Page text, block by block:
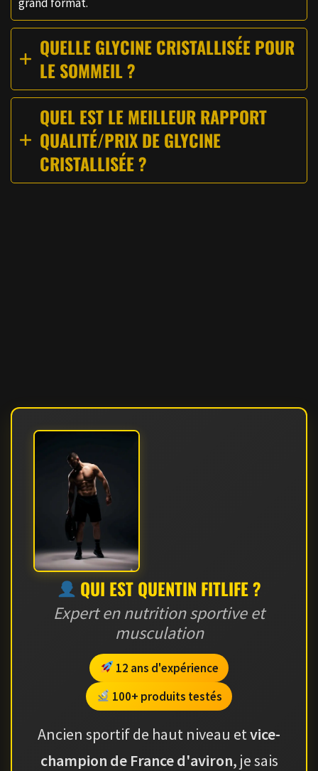
QUELLE GLYCINE CRISTALLISÉE POUR
LE SOMMEIL ?
QUEL EST LE MEILLEUR RAPPORT
QUALITÉ/PRIX DE GLYCINE
CRISTALLISÉE ?
QUI EST QUENTIN FITLIFE ?
Expert en nutrition sportive et
musculation
12 ans d'expérience
100+ produits testés
Ancien sportif de haut niveau etvice-
champion de France d'aviron, je sais